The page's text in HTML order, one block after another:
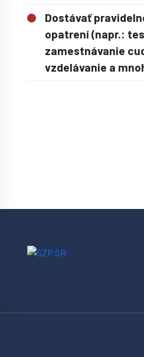
Dostávať
opatrení (napr.:
zamestnávanie
vzdelávanie a